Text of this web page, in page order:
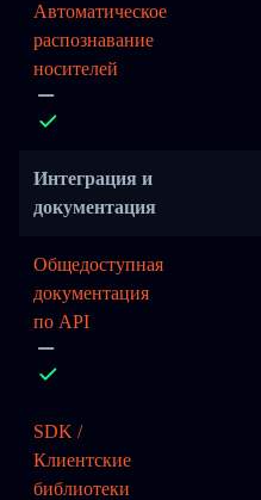
Автоматическое
распознавание
носителей
Интеграция и
документация
Общедоступная
документация
по API
SDK /
Клиентские
библиотеки